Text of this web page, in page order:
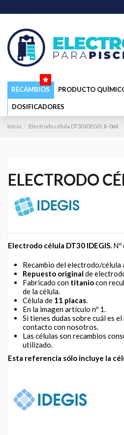
RECAMBIOS PRODUCTO
DOSIFICADORES
Inicio Electrodo célula DT30 IDEGIS. R-064
ELECTRODO
Electrodo célula DT30 IDEGIS.
Recambio del electrodo/
Repuesto original de
Fabricado con titaniocon
de la célula.
Célula de 11 placas.
En la imagen artículo nº 1.
Si tienes dudas sobre cuál es
contacto con nosotros.
Las células son recambios
utilizado.
Esta referencia sólo incluye la